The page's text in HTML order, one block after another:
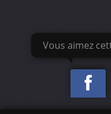
Vous aimez